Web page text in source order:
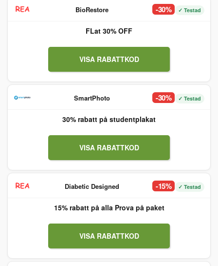
BioRestore -30% ✓ Testad
FLat 30% OFF
VISA RABATTKOD
SmartPhoto -30% ✓ Testad
30% rabatt på studentplakat
VISA RABATTKOD
Diabetic Designed -15% ✓ Testad
15% rabatt på alla Prova på paket
VISA RABATTKOD